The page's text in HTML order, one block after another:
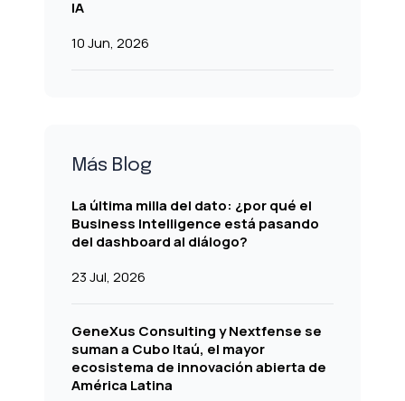
IA
10 Jun, 2026
Más Blog
La última milla del dato: ¿por qué el
Business Intelligence está pasando
del dashboard al diálogo?
23 Jul, 2026
GeneXus Consulting y Nextfense se
suman a Cubo Itaú, el mayor
ecosistema de innovación abierta de
América Latina